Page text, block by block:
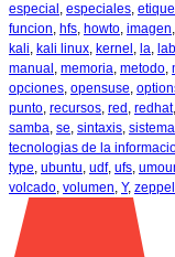
especial , especiales,
funcion, hfs, howto, imagen,
kali, kali linux, kernel , la,
manual , memoria, metodo,
opciones, opensuse,
punto, recursos, red , redhat,
samba, se, sintaxis, sistema
tecnologias de la
type, ubuntu, udf, ufs,
volcado, volumen, Y,